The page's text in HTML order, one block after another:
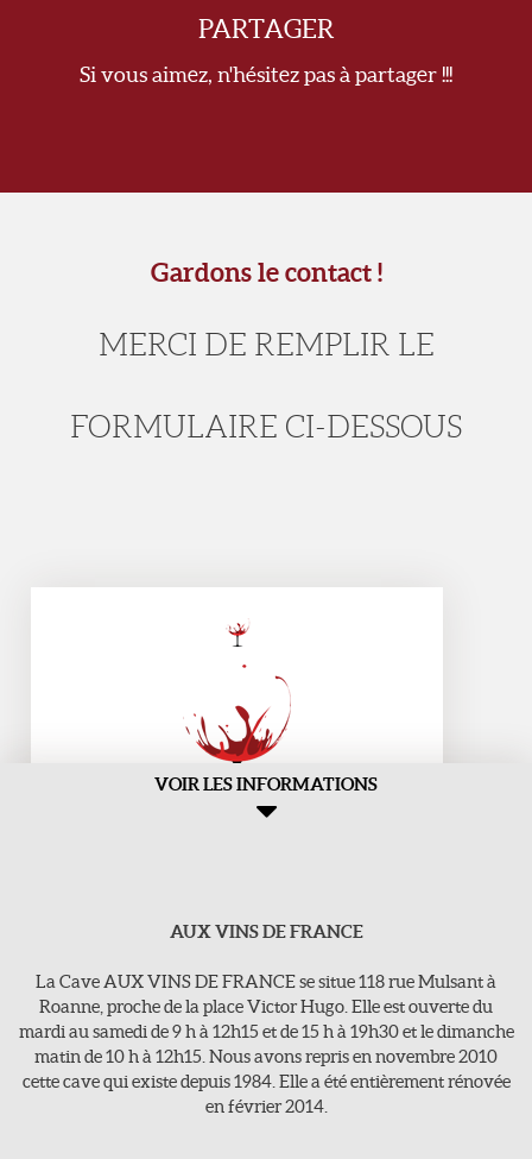
PARTAGER
Si vous aimez, n'hésitez pas à partager !!!
Gardons le contact !
MERCI DE REMPLIR LE
FORMULAIRE CI-DESSOUS
Aux Vins de france
>118, rue Mulsant - 42300 Roanne
E-Mail : vins-de-france@orange.fr
Tel : 04 77 71 16 63
VOIR LES INFORMATIONS
AUX VINS DE FRANCE
La Cave AUX VINS DE FRANCE se situe 118 rue Mulsant à
Roanne, proche de la place Victor Hugo. Elle est ouverte du
mardi au samedi de 9 h à 12h15 et de 15 h à 19h30 et le dimanche
matin de 10 h à 12h15. Nous avons repris en novembre 2010
cette cave qui existe depuis 1984. Elle a été entièrement rénovée
en février 2014.